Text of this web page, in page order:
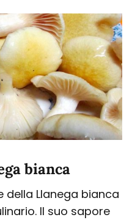
bianca
della Llanega bianca
Il suo sapore